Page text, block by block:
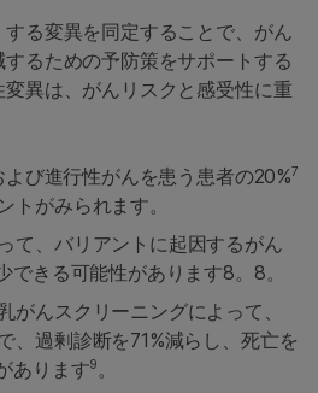
る変異を同定することで、がん
るための予防策をサポートする
異は、がんリスクと感受性に重
よび進行性がんを患う患者の20%7
トがみられます。
て、バリアントに起因するがん
できる可能性があります8。8。
がんスクリーニングによって、
、過剰診断を71%減らし、死亡を
あります9 。